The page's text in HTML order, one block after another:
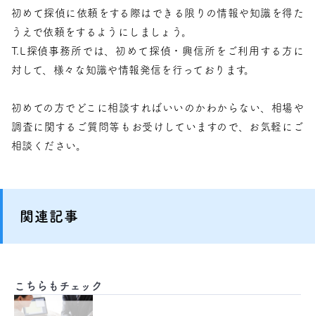
初めて探偵に依頼をする際はできる限りの情報や知識を得た
うえで依頼をするようにしましょう。
T.L探偵事務所では、初めて探偵・興信所をご利用する方に
対して、様々な知識や情報発信を行っております。
初めての方でどこに相談すればいいのかわからない、相場や
調査に関するご質問等もお受けしていますので、お気軽にご
相談ください。
関連記事
こちらもチェック